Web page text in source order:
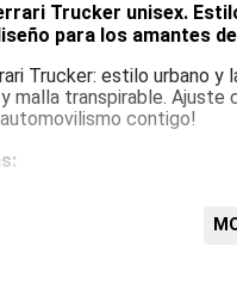
Trucker unisex.
para los amantes
Trucker: estilo urbano y
malla transpirable.
contigo!